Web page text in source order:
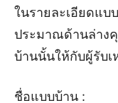
ในรายละเอียดแบ
ประมาณด้านล่าง
บ้านนั้นให้กับผู้รับ
ชื่อแบบบ้าน :